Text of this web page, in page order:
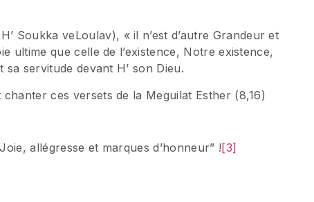
Soukka veLoulav), « il n’est d’autre Grandeur et
ultime que celle de l’existence, Notre existence,
servitude devant H’ son Dieu.
ces versets de la Meguilat Esther (8,16)
allégresse et marques d’honneur” ! [3]